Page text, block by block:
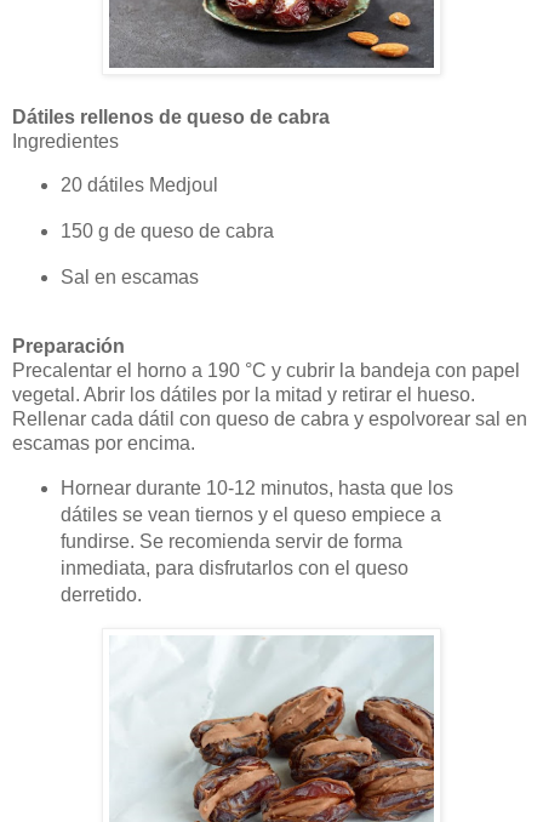
Dátiles rellenos de queso de cabra
Ingredientes
20 dátiles Medjoul
150 g de queso de cabra
Sal en escamas
Preparación
Precalentar el horno a 190 °C y cubrir la bandeja con papel
vegetal. Abrir los dátiles por la mitad y retirar el hueso.
Rellenar cada dátil con queso de cabra y espolvorear sal en
escamas por encima.
Hornear durante 10-12 minutos, hasta que los
dátiles se vean tiernos y el queso empiece a
fundirse. Se recomienda servir de forma
inmediata, para disfrutarlos con el queso
derretido.